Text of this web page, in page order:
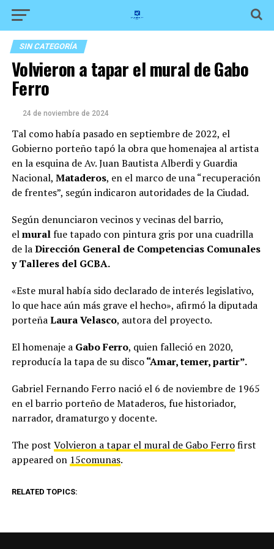
SIN CATEGORÍA
Volvieron a tapar el mural de Gabo
Ferro
24 de noviembre de 2024
Tal como había pasado en septiembre de 2022, el
Gobierno porteño tapó la obra que homenajea al artista
en la esquina de Av. Juan Bautista Alberdi y Guardia
Nacional, Mataderos, en el marco de una “recuperación
de frentes”, según indicaron autoridades de la Ciudad.
Según denunciaron vecinos y vecinas del barrio,
elmuralfue tapado con pintura gris por una cuadrilla
de laDirección General de Competencias Comunales
y Talleres del GCBA.
«Este mural había sido declarado de interés legislativo,
lo que hace aún más grave el hecho», afirmó la diputada
porteñaLaura Velasco, autora del proyecto.
El homenaje a Gabo Ferro, quien falleció en 2020,
reproducía la tapa de su disco“Amar, temer, partir”.
Gabriel Fernando Ferro nació el 6 de noviembre de 1965
en el barrio porteño de Mataderos, fue historiador,
narrador, dramaturgo y docente.
The post Volvieron a tapar el mural de Gabo Ferrofirst
appeared on 15comunas.
RELATED TOPICS: